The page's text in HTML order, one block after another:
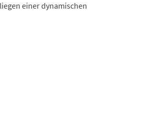
einer dynamischen